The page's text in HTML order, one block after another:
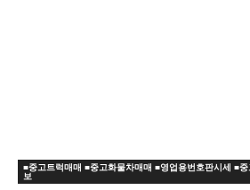
■중고트럭매매 ■중고화물차매매 ■영업용번호판시세 ■
보